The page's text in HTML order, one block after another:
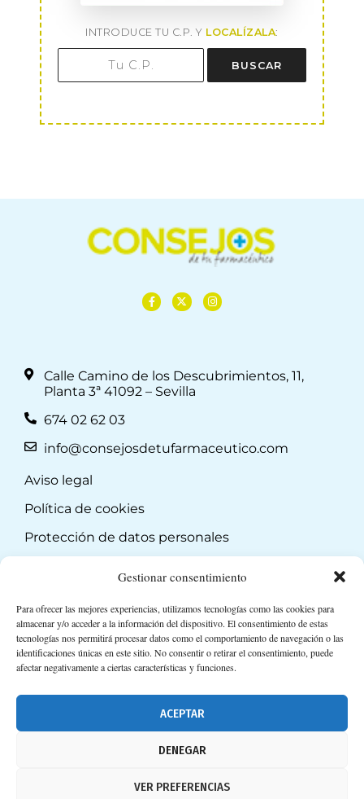
Gestionar consentimiento
Para ofrecer las mejores experiencias, utilizamos tecnologías como las cookies para
almacenar y/o acceder a la información del dispositivo. El consentimiento de estas
tecnologías nos permitirá procesar datos como el comportamiento de navegación o las
identificaciones únicas en este sitio. No consentir o retirar el consentimiento, puede
afectar negativamente a ciertas características y funciones.
ACEPTAR
DENEGAR
VER PREFERENCIAS
INTRODUCE TU C.P. Y LOCALÍZALA:
BUSCAR
Calle Camino de los Descubrimientos, 11,
Planta 3ª 41092 – Sevilla
674 02 62 03
info@consejosdetufarmaceutico.com
Aviso legal
Política de cookies
Protección de datos personales